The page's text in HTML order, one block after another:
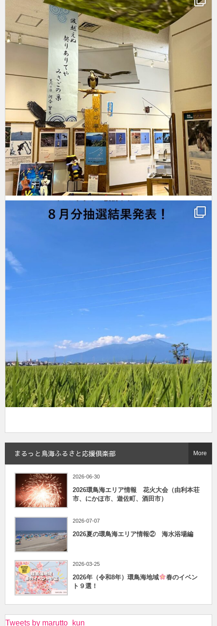
まるっと鳥海ふるさと応援倶楽部
2026-06-30
2026環鳥海エリア情報 花火大会（由利本荘
市、にかほ市、遊佐町、酒田市）
2026-07-07
2026夏の環鳥海エリア情報② 海水浴場編
2026-03-25
2026年（令和8年）環鳥海地域
春のイベン
ト９選！
More
Tweets by marutto_kun